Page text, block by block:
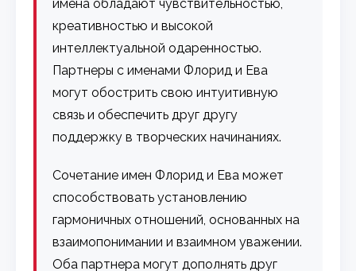
имена обладают чувствительностью,
креативностью и высокой
интеллектуальной одаренностью.
Партнеры с именами Флорид и Ева
могут обострить свою интуитивную
связь и обеспечить друг другу
поддержку в творческих начинаниях.
Сочетание имен Флорид и Ева может
способствовать установлению
гармоничных отношений, основанных на
взаимопонимании и взаимном уважении.
Оба партнера могут дополнять друг